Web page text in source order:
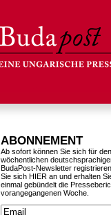
ABONNEMENT
Ab sofort können Sie sich für den
wöchentlichen
BudaPost-Newsletter
Sie sich HIER an und erhalten
einmal gebündelt die
vorangegangenen Woche.